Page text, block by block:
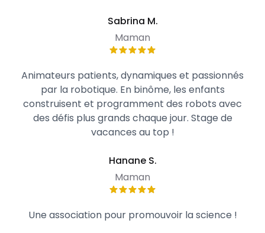
Sabrina M.
Maman
Animateurs patients, dynamiques et passionnés
par la robotique. En binôme, les enfants
construisent et programment des robots avec
des défis plus grands chaque jour. Stage de
vacances au top !
Hanane S.
Maman
Une association pour promouvoir la science !